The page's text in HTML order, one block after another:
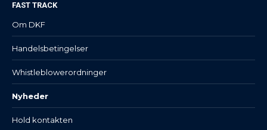
FAST TRACK
Om DKF
Handelsbetingelser
Whistleblowerordninger
Nyheder
Hold kontakten